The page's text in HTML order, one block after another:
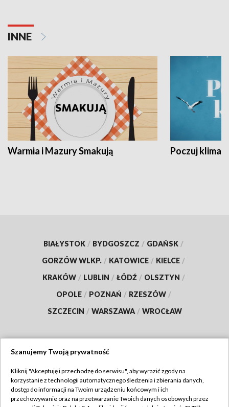
INNE
Warmia i Mazury Smakują Poczuj klimat
BIAŁYSTOK / BYDGOSZCZ / GDAŃSK /
GORZÓW WLKP. / KATOWICE / KIELCE /
KRAKÓW / LUBLIN / ŁÓDŹ / OLSZTYN /
OPOLE / POZNAŃ / RZESZÓW /
SZCZECIN / WARSZAWA / WROCŁAW
TVP
Abonament TVP
Regulamin TVP
Szanujemy Twoją prywatność
Kliknij "Akceptuję i przechodzę do serwisu", aby wyrazić zgody na
korzystanie z technologii automatycznego śledzenia i zbierania danych,
dostęp do informacji na Twoim urządzeniu końcowym i ich
przechowywanie oraz na przetwarzanie Twoich danych osobowych przez